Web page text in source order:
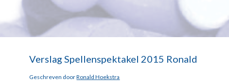
Verslag Spellenspektakel 2015 Ronald
Geschreven door Ronald Hoekstra